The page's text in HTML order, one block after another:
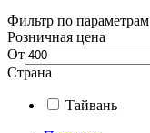
Фильтр по параметрам
Розничная цена
От
Страна
Тайвань